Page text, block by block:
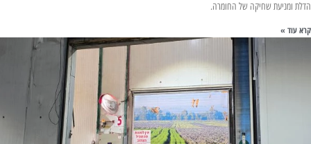
הדלת ומניעת שחיקה של החומרה.
קרא עוד »